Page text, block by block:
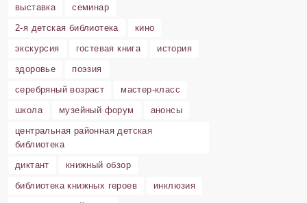
выставка
семинар
2-я детская библиотека
кино
экскурсия
гостевая книга
история
здоровье
поэзия
серебряный возраст
мастер-класс
школа
музейный форум
анонсы
центральная районная детская
библиотека
диктант
книжный обзор
библиотека книжных героев
инклюзия